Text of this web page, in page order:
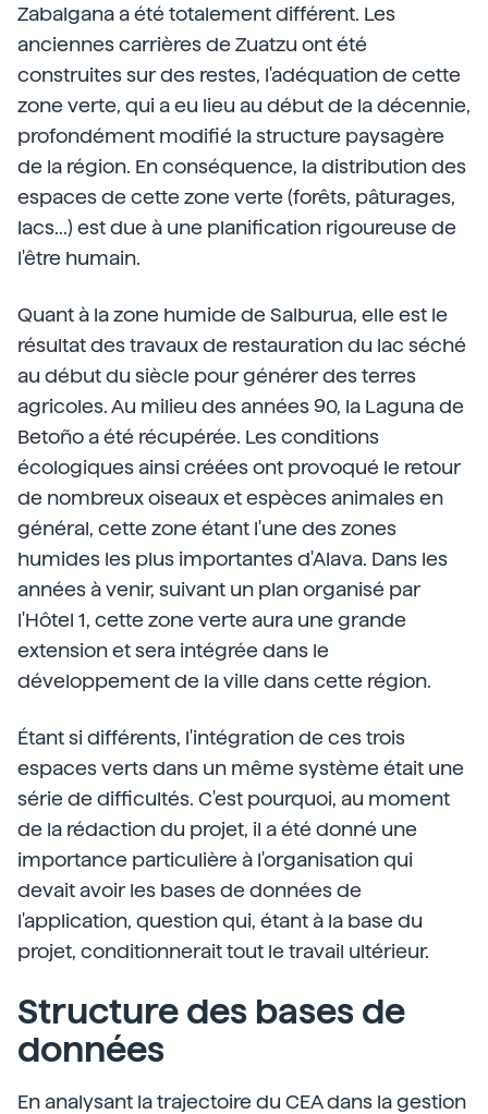
Zabalgana a été totalement différent. Les
anciennes carrières de Zuatzu ont été
construites sur des restes, l'adéquation de cette
zone verte, qui a eu lieu au début de la décennie,
profondément modifié la structure paysagère
de la région. En conséquence, la distribution des
espaces de cette zone verte (forêts, pâturages,
lacs...) est due à une planification rigoureuse de
l'être humain.
Quant à la zone humide de Salburua, elle est le
résultat des travaux de restauration du lac séché
au début du siècle pour générer des terres
agricoles. Au milieu des années 90, la Laguna de
Betoño a été récupérée. Les conditions
écologiques ainsi créées ont provoqué le retour
de nombreux oiseaux et espèces animales en
général, cette zone étant l'une des zones
humides les plus importantes d'Alava. Dans les
années à venir, suivant un plan organisé par
l'Hôtel 1, cette zone verte aura une grande
extension et sera intégrée dans le
développement de la ville dans cette région.
Étant si différents, l'intégration de ces trois
espaces verts dans un même système était une
série de difficultés. C'est pourquoi, au moment
de la rédaction du projet, il a été donné une
importance particulière à l'organisation qui
devait avoir les bases de données de
l'application, question qui, étant à la base du
projet, conditionnerait tout le travail ultérieur.
Structure des bases de
données
En analysant la trajectoire du CEA dans la gestion